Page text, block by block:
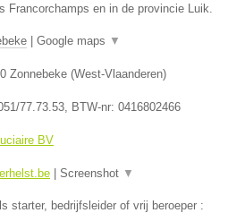
Francorchamps en in de provincie Luik.
Google maps ▼
Zonnebeke (West-Vlaanderen)
77.73.53 , BTW-nr: 0416802466
BV
Screenshot ▼
starter, bedrijfsleider of vrij beroeper :